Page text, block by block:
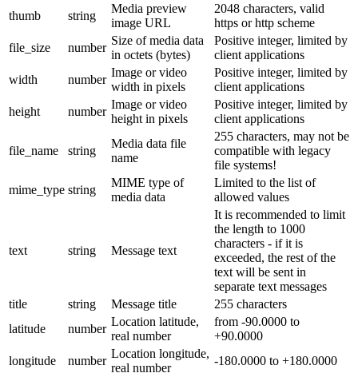
thumb
string
Media preview
image URL
2048 characters, valid
https or http scheme
file_size
number
Size of media data
in octets (bytes)
Positive integer, limited by
client applications
width
number
Image or video
width in pixels
Positive integer, limited by
client applications
height
number
Image or video
height in pixels
Positive integer, limited by
client applications
file_name string
Media data file
name
255 characters, may not be
compatible with legacy
file systems!
mime_type string
MIME type of
media data
Limited to the list of
allowed values
text string Message text
It is recommended to limit
the length to 1000
characters - if it is
exceeded, the rest of the
text will be sent in
separate text messages
title
string Message title
255 characters
latitude
number
Location latitude,
real number
from -90.0000 to
+90.0000
longitude
number
Location longitude,
real number
-180.0000 to +180.0000